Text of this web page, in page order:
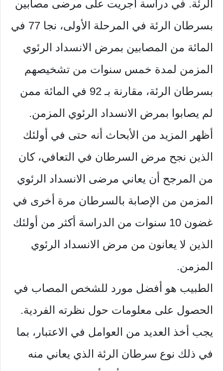
الرئة. في دراسة أجريت على مرضى مصابين
بسرطان الرئة في المرحلة الأولى، نجا 77 في
المائة من المصابين بمرض الانسداد الرئوي
المزمن لمدة خمس سنوات من تشخيصهم
بسرطان الرئة، مقارنة بـ 92 في المائة ممن
لم يصابوا بمرض الانسداد الرئوي المزمن.
أظهر المزيد من الأبحاث أنه حتى في أولئك
الذين نجح مرض السرطان في التعافي، كان
من المرجح أن يعاني مرضى الانسداد الرئوي
المزمن من الإصابة بالسرطان مرة أخرى في
غضون 10 سنوات من الدراسة أكثر من أولئك
الذين لا يعانون من مرض الانسداد الرئوي
المزمن.
الطبيب هو أفضل مورد للشخص المصاب في
الحصول على معلومات حول نظرته الفردية.
يجب أخذ العديد من العوامل في الاعتبار، بما
في ذلك نوع سرطان الرئة الذي يعاني منه